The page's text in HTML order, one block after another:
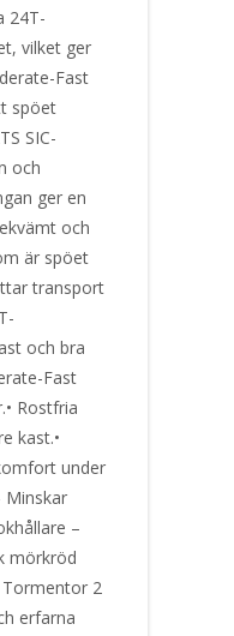
24T-
vilket ger
Fast
spöet
SIC-
och
ger en
och
är spöet
transport
och bra
Fast
Rostfria
kast.•
under
Minskar
–
mörkröd
Tormentor 2
erfarna